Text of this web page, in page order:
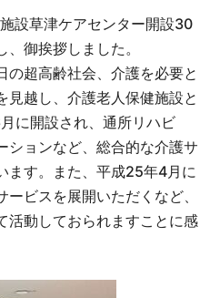
設草津ケアセンター開設30
御挨拶しました。
の超高齢社会、介護を必要と
見越し、介護老人保健施設と
に開設され、通所リハビ
ションなど、総合的な介護サ
ます。また、平成25年4月に
ビスを展開いただくなど、
活動しておられますことに感